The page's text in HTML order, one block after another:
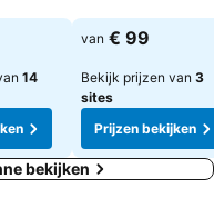
14
van € 99
Bekijk prijzen van 3
sites
Prijzen bekijken
bekijken